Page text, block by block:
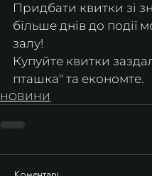
Придбати квитки зі
більше днів до події
залу!
Купуйте квитки
пташка" та економте.
НОВИНИ